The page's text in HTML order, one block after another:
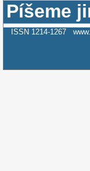
Píšeme
ISSN 1214-1267